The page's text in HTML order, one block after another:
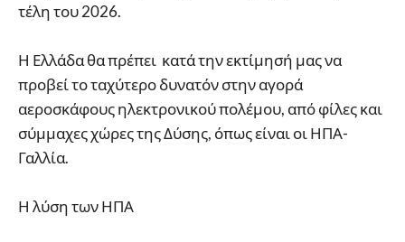
τέλη του 2026.
Η Ελλάδα θα πρέπει κατά την εκτίμησή μας να
προβεί το ταχύτερο δυνατόν στην αγορά
αεροσκάφους ηλεκτρονικού πολέμου, από φίλες και
σύμμαχες χώρες της Δύσης, όπως είναι οι ΗΠΑ-
Γαλλία.
Η λύση των ΗΠΑ